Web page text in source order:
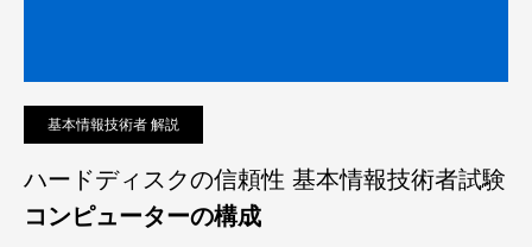
基本情報技術者 解説
ハードディスクの信頼性 基本情報技術者試験
コンピューターの構成